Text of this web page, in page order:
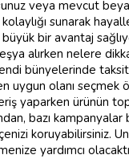
veya mevcut
sunarak
büyük bir avantaj
alırken nelere
bünyelerinde taksit
uygun olanı seçmek
yaparken ürünün
bazı
koruyabilirsiniz.
yardımcı